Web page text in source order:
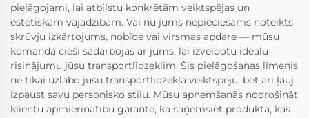
pielāgojami, lai atbilstu konkrētām veiktspējas un
estētiskām vajadzībām. Vai nu jums nepieciešams noteikts
skrūvju izkārtojums, nobīde vai virsmas apdare — mūsu
komanda cieši sadarbojas ar jums, lai izveidotu ideālu
risinājumu jūsu transportlīdzeklim. Šis pielāgošanas līmenis
ne tikai uzlabo jūsu transportlīdzekļa veiktspēju, bet arī ļauj
izpaust savu personisko stilu. Mūsu apņemšanās nodrošināt
klientu apmierinātību garantē, ka saņemsiet produkta, kas